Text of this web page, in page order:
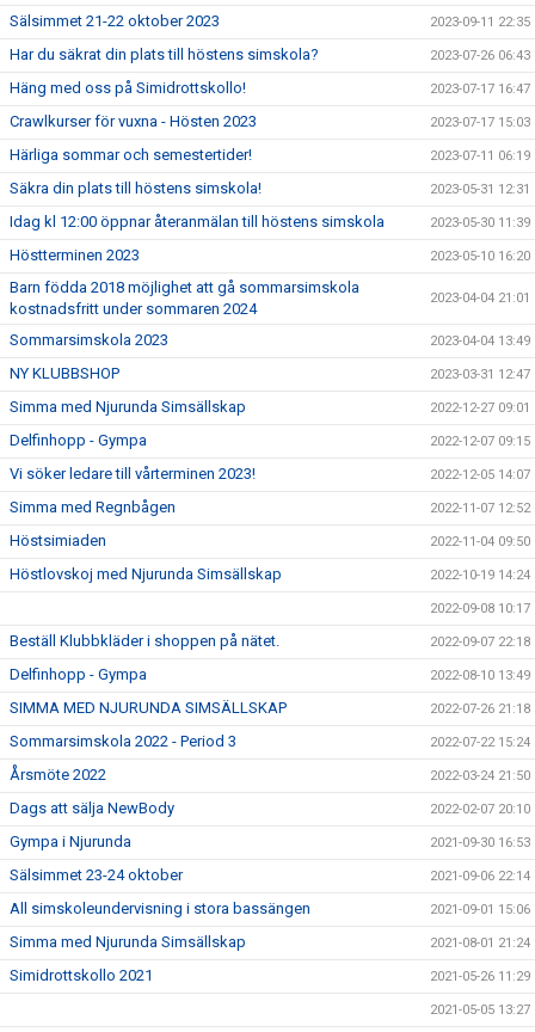
Sälsimmet 21-22 oktober 2023 2023-09-11 22:35
Har du säkrat din plats till höstens simskola? 2023-07-26 06:43
Häng med oss på Simidrottskollo! 2023-07-17 16:47
Crawlkurser för vuxna - Hösten 2023 2023-07-17 15:03
Härliga sommar och semestertider! 2023-07-11 06:19
Säkra din plats till höstens simskola! 2023-05-31 12:31
Idag kl 12:00 öppnar återanmälan till höstens simskola 2023-05-30 11:39
Höstterminen 2023 2023-05-10 16:20
Barn födda 2018 möjlighet att gå sommarsimskola
kostnadsfritt under sommaren 2024
2023-04-04 21:01
Sommarsimskola 2023 2023-04-04 13:49
NY KLUBBSHOP 2023-03-31 12:47
Simma med Njurunda Simsällskap 2022-12-27 09:01
Delfinhopp - Gympa 2022-12-07 09:15
Vi söker ledare till vårterminen 2023! 2022-12-05 14:07
Simma med Regnbågen 2022-11-07 12:52
Höstsimiaden 2022-11-04 09:50
Höstlovskoj med Njurunda Simsällskap 2022-10-19 14:24
2022-09-08 10:17
Beställ Klubbkläder i shoppen på nätet. 2022-09-07 22:18
Delfinhopp - Gympa 2022-08-10 13:49
SIMMA MED NJURUNDA SIMSÄLLSKAP 2022-07-26 21:18
Sommarsimskola 2022 - Period 3 2022-07-22 15:24
Årsmöte 2022 2022-03-24 21:50
Dags att sälja NewBody 2022-02-07 20:10
Gympa i Njurunda 2021-09-30 16:53
Sälsimmet 23-24 oktober 2021-09-06 22:14
All simskoleundervisning i stora bassängen 2021-09-01 15:06
Simma med Njurunda Simsällskap 2021-08-01 21:24
Simidrottskollo 2021 2021-05-26 11:29
2021-05-05 13:27